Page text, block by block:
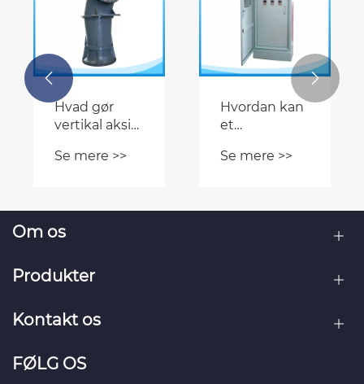
Hvad gør
vertikal aksial
til det rigtige
Se mere >>
Hvordan kan
et
løse nedetid
og
Se mere >>
 
Om os
Produkter
Kontakt os
FØLG OS